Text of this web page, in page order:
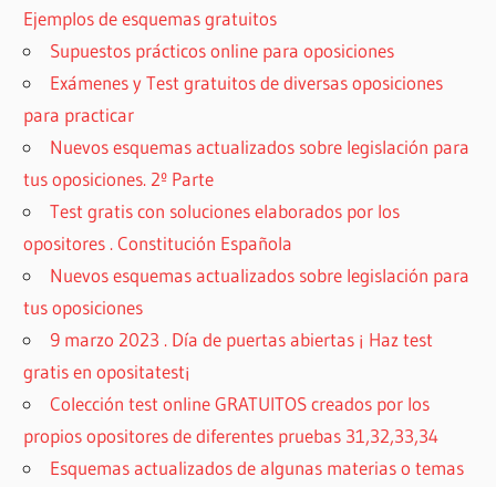
Ejemplos de esquemas gratuitos
Supuestos prácticos online para oposiciones
Exámenes y Test gratuitos de diversas oposiciones
para practicar
Nuevos esquemas actualizados sobre legislación para
tus oposiciones. 2º Parte
Test gratis con soluciones elaborados por los
opositores . Constitución Española
Nuevos esquemas actualizados sobre legislación para
tus oposiciones
9 marzo 2023 . Día de puertas abiertas ¡ Haz test
gratis en opositatest¡
Colección test online GRATUITOS creados por los
propios opositores de diferentes pruebas 31,32,33,34
Esquemas actualizados de algunas materias o temas